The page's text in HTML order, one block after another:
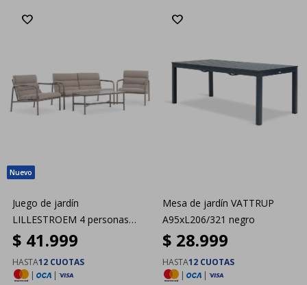
Juego de jardín
LILLESTROEM 4 personas
arena oscuro
$ 41.999
HASTA12 CUOTAS
|
|
Mesa de jardín VATTRUP
A95xL206/321 negro
$ 28.999
HASTA12 CUOTAS
|
|